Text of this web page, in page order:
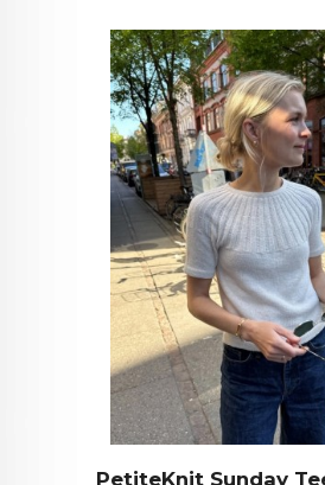
PetiteKnit Sunday